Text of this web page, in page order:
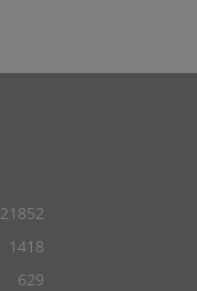
21852
1418
629